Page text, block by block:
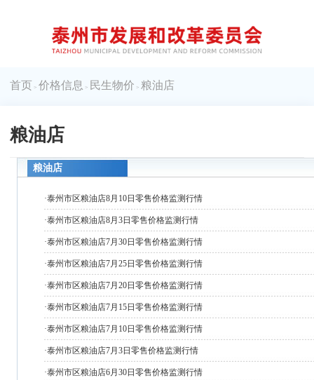
首页 >价格信息 > 民生物价 >粮油店
粮油店